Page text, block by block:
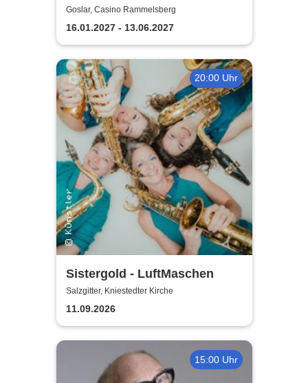
Polterabendkiller
Goslar, Casino Rammelsberg
16.01.2027 - 13.06.2027
20:00 Uhr
Sistergold - LuftMaschen
Salzgitter, Kniestedter Kirche
11.09.2026
15:00 Uhr